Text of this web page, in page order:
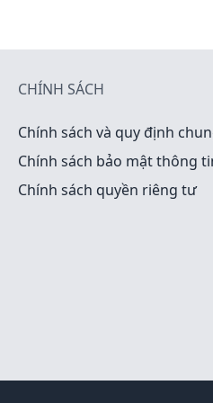
CHÍNH SÁCH
Chính sách và quy định
Chính sách bảo mật thông
Chính sách quyền riêng tư